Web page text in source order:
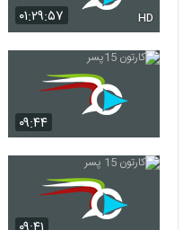
۰۱:۲۹:۵۷ HD
۰۹:۴۴